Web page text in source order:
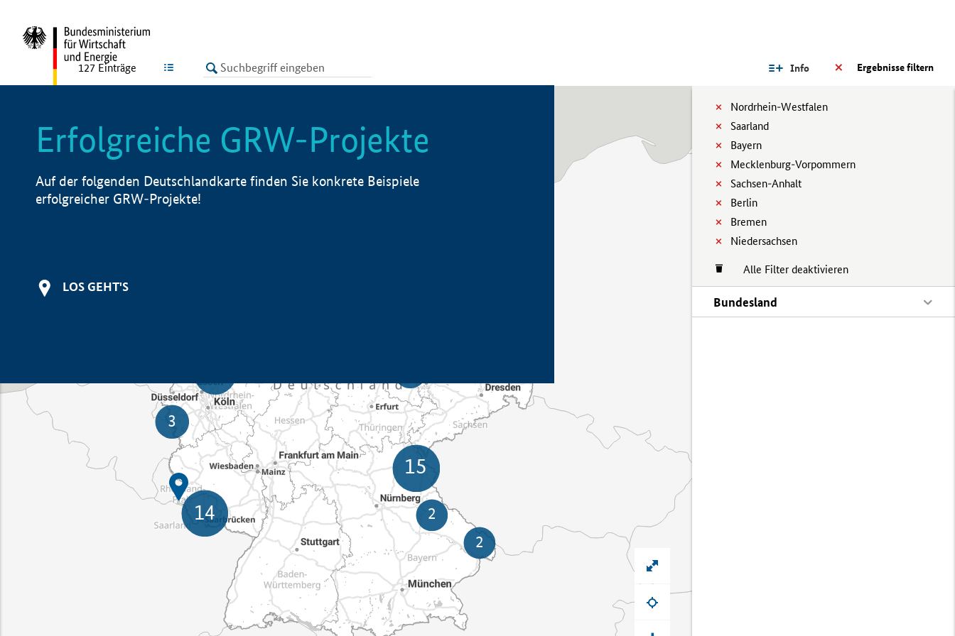
LISTE Ergebnisse filtern
Info
Nordrhein-Westfalen
Saarland
Bayern
Mecklenburg-Vorpommern
Sachsen-Anhalt
Berlin
Bremen
Niedersachsen
Alle Filter deaktivieren
Bundesland
127 Einträge
Erfolgreiche GRW-Projekte
Auf der folgenden Deutschlandkarte finden Sie konkrete Beispiele
erfolgreicher GRW-Projekte!
LOS GEHT'S